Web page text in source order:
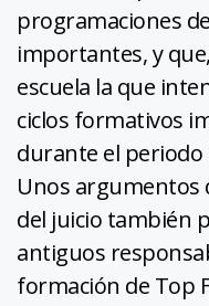
programaciones
importantes, y
escuela la que
ciclos formativos
durante el
Unos argumentos
del juicio también
antiguos
formación de Top